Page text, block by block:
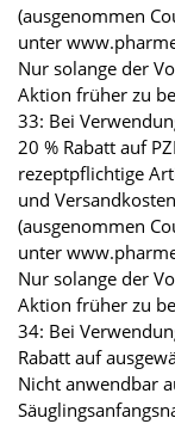
(ausgenommen
unter
Nur solange der
Aktion früher zu
33: Bei
20 % Rabatt auf
rezeptpflichtige
und
(ausgenommen
unter
Nur solange der
Aktion früher zu
34: Bei
Rabatt auf
Nicht anwendbar